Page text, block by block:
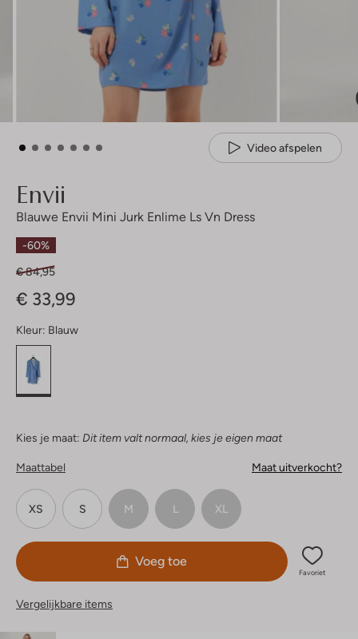
Video afspelen
Envii
Blauwe Envii Mini Jurk Enlime Ls Vn Dress
-60%
€ 84,95
€ 33,99
Kleur: Blauw
Kies je maat: Dit item valt normaal, kies je eigen maat
Maattabel Maat uitverkocht?
XS S M L XL
Voeg toe
Favoriet
Vergelijkbare items